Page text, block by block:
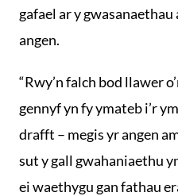
gafael ar y gwasanaethau
angen.
“Rwy’n falch bod llawer
gennyf yn fy ymateb i’r
drafft – megis yr angen
sut y gall gwahaniaethu
ei waethygu gan fathau